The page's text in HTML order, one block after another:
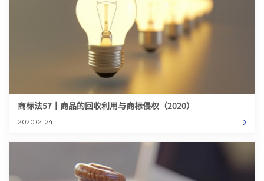
商标法57丨商品的回收利用与商标侵权（2020）
2020.04.24